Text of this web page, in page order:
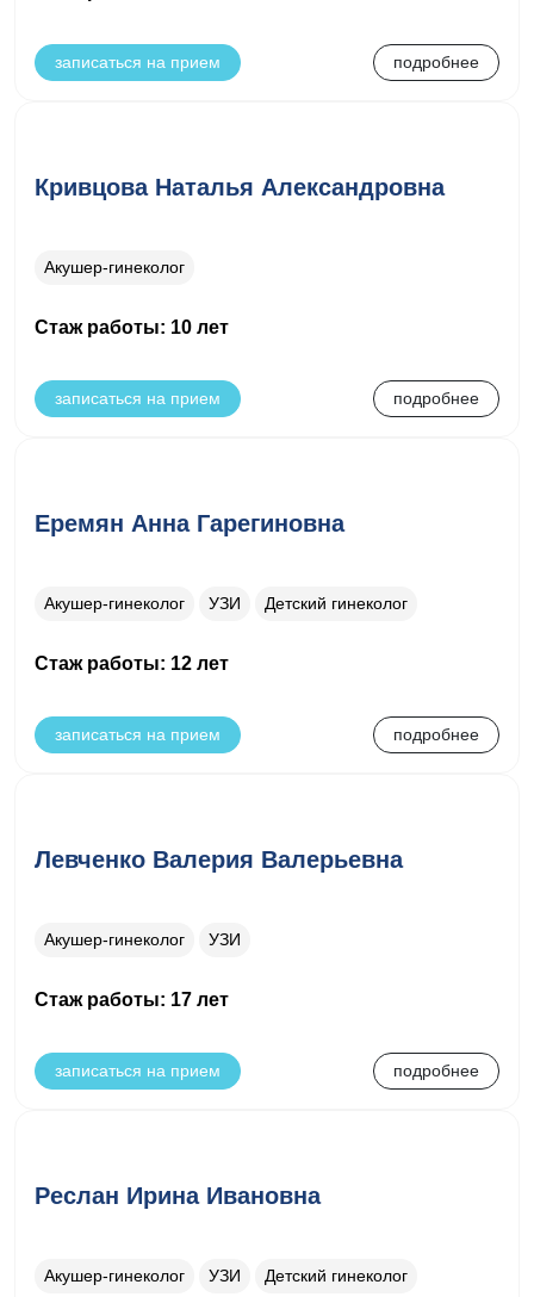
записаться на прием подробнее
Кривцова Наталья Александровна
Акушер-гинеколог
Стаж работы: 10 лет
записаться на прием подробнее
Еремян Анна Гарегиновна
Акушер-гинеколог УЗИ Детский гинеколог
Стаж работы: 12 лет
записаться на прием подробнее
Левченко Валерия Валерьевна
Акушер-гинеколог УЗИ
Стаж работы: 17 лет
записаться на прием подробнее
Реслан Ирина Ивановна
Акушер-гинеколог УЗИ Детский гинеколог